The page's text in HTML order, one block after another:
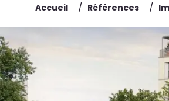
Accueil / Références /